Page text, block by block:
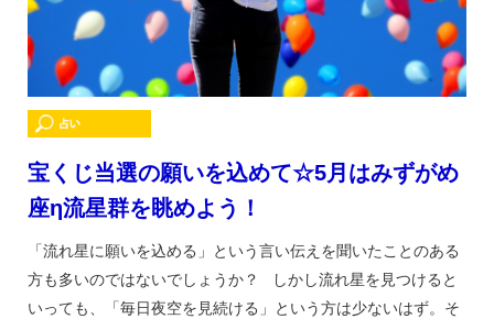
宝くじ当選の願いを込めて☆5月はみずがめ
座η流星群を眺めよう！
「流れ星に願いを込める」という言い伝えを聞いたことのある
方も多いのではないでしょうか？ しかし流れ星を見つけると
いっても、「毎日夜空を見続ける」という方は少ないはず。そ